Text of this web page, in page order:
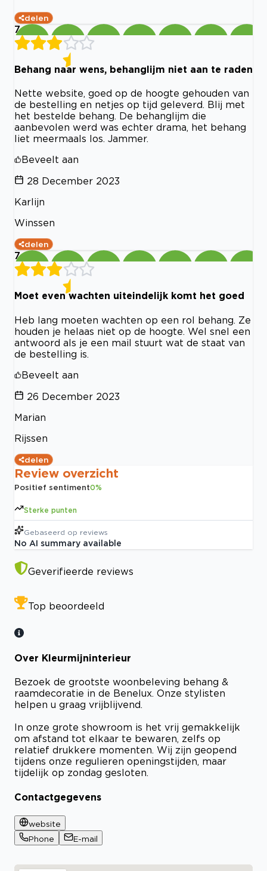
delen
7
Behang naar wens, behanglijm niet aan te raden
Nette website, goed op de hoogte gehouden van
de bestelling en netjes op tijd geleverd. Blij met
het bestelde behang. De behanglijm die
aanbevolen werd was echter drama, het behang
liet meermaals los. Jammer.
Beveelt aan
28 December 2023
Karlijn
Winssen
delen
7
Moet even wachten uiteindelijk komt het goed
Heb lang moeten wachten op een rol behang. Ze
houden je helaas niet op de hoogte. Wel snel een
antwoord als je een mail stuurt wat de staat van
de bestelling is.
Beveelt aan
26 December 2023
Marian
Rijssen
delen
Review overzicht
Positief sentiment0%
Sterke punten
Gebaseerd op reviews
No AI summary available
Geverifieerde reviews
Top beoordeeld
Over Kleurmijninterieur
Bezoek de grootste woonbeleving behang &
raamdecoratie in de Benelux. Onze stylisten
helpen u graag vrijblijvend.
In onze grote showroom is het vrij gemakkelijk
om afstand tot elkaar te bewaren, zelfs op
relatief drukkere momenten. Wij zijn geopend
tijdens onze regulieren openingstijden, maar
tijdelijk op zondag gesloten.
Contactgegevens
website
Phone
E-mail